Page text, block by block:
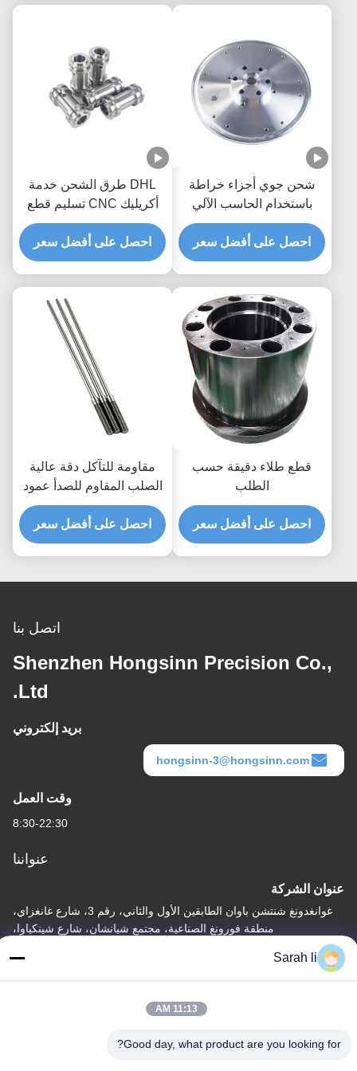
شحن جوي أجزاء خراطة
باستخدام الحاسب الآلي
النماذج الأولية السريعة
خدمات تصنيع أجزاء
باستخدام الحاسب الآلي
للآلات
احصل على أفضل سعر
DHL طرق الشحن خدمة
أكريليك CNC تسليم قطع
دقيق وحفر عينة حاجة لدفع
رسوم العينة تنطبق
احصل على أفضل سعر
قطع طلاء دقيقة حسب
الطلب
احصل على أفضل سعر
مقاومة للتآكل دقة عالية
الصلب المقاوم للصدأ عمود
يمكن تخصيصها أجزاء العمود
الآلي CNC
احصل على أفضل سعر
اتصل بنا
Shenzhen Hongsinn Precision Co.,
Ltd.
بريد إلكتروني
hongsinn-3@hongsinn.com
وقت العمل
8:30-22:30
عنواننا
عنوان الشركة
غوانغدونغ شنتشن باوان الطابقين الأول والثاني، رقم 3، شارع غانغزاي،
منطقة فورونغ الصناعية، مجتمع شيانشان، شارع شينكياوا،
عنوان المصنع
غوانغدونغ شنتشن باوان الطابق الأول والثاني، رقم 3، شارع غانغزاي،
منطقة فورونغ الصناعية، مجتمع شيانشان، شارع شينكيا
86-0755-27097532-8:30
Sarah li
11:13 AM
Good day, what product are you looking for?